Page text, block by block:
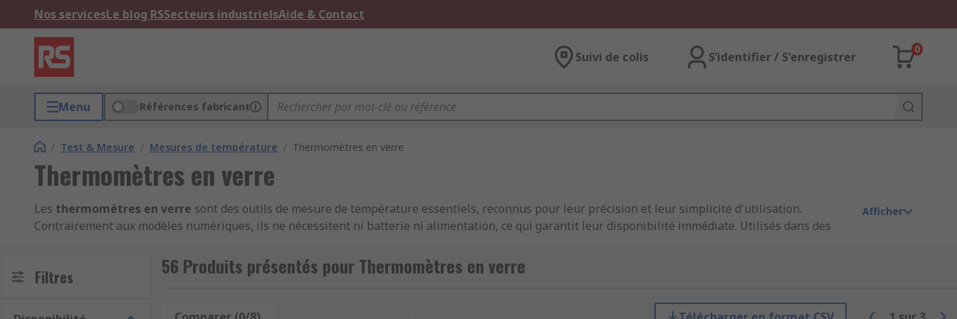
Nos servicesLe blog RSSecteurs industrielsAide & Contact
Suivi de colis S’identifier / S'enregistrer
0
Menu Références fabricant
/ Test & Mesure / Mesures de température / Thermomètres en verre
Thermomètres en verre
Les thermomètres en verre sont des outils de mesure de température essentiels, reconnus pour leur précision et leur simplicité d'utilisation.
Contrairement aux modèles numériques, ils ne nécessitent ni batterie ni alimentation, ce qui garantit leur disponibilité immédiate. Utilisés dans des
professionnels et des particuliers exigeants.
Afficher
Filtres 56 Produits présentés pour Thermomètres en verre